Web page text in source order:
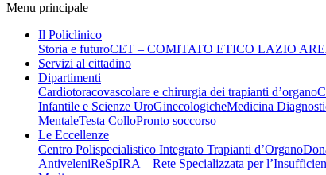
Menu principale
Il Policlinico
Storia e futuroCET – COMITATO ETICO LAZIO
Servizi al cittadino
Dipartimenti
Cardiotoracovascolare e chirurgia dei trapianti d’organo
Infantile e Scienze UroGinecologicheMedicina
MentaleTesta ColloPronto soccorso
Le Eccellenze
Centro Polispecialistico Integrato Trapianti d’Organo
AntiveleniReSpIRA – Rete Specializzata per